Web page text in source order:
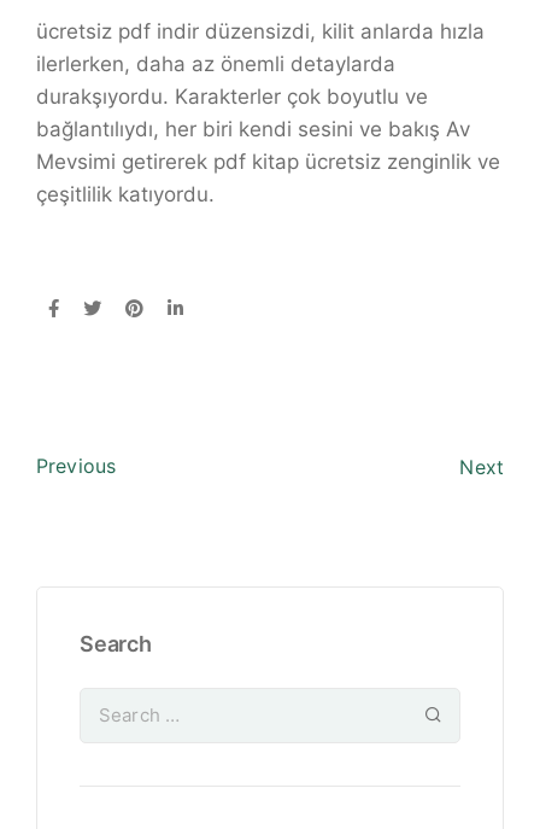
ücretsiz pdf indir düzensizdi, kilit anlarda hızla
ilerlerken, daha az önemli detaylarda
durakşıyordu. Karakterler çok boyutlu ve
bağlantılıydı, her biri kendi sesini ve bakış Av
Mevsimi getirerek pdf kitap ücretsiz zenginlik ve
çeşitlilik katıyordu.
Previous Next
Search